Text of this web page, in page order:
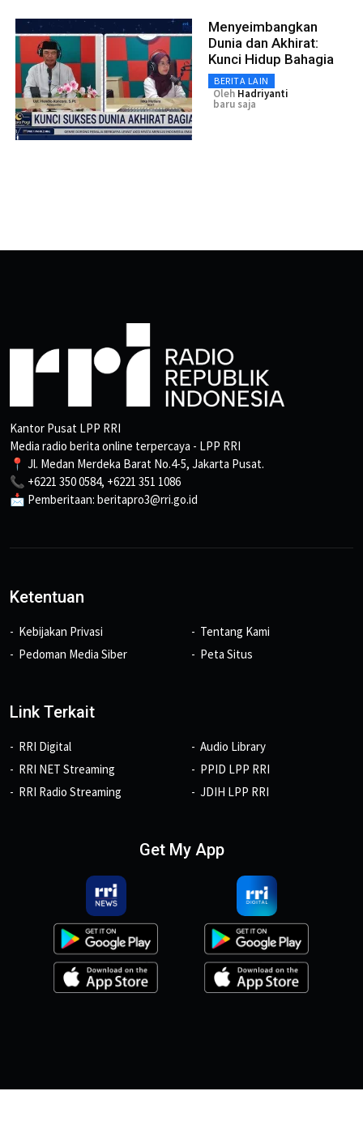
Menyeimbangkan
Dunia dan Akhirat:
Kunci Hidup Bahagia
BERITA LAIN
Oleh Hadriyanti
baru saja
Kantor Pusat LPP RRI
Media radio berita online terpercaya - LPP RRI
📍 Jl. Medan Merdeka Barat No.4-5, Jakarta Pusat.
📞 +6221 350 0584, +6221 351 1086
📩 Pemberitaan: beritapro3@rri.go.id
Ketentuan
Kebijakan Privasi
Pedoman Media Siber
Tentang Kami
Peta Situs
Link Terkait
RRI Digital
RRI NET Streaming
RRI Radio Streaming
Audio Library
PPID LPP RRI
JDIH LPP RRI
Get My App